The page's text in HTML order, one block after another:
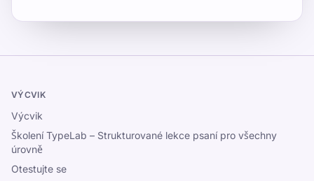
VÝCVIK
Výcvik
Školení TypeLab – Strukturované lekce psaní pro všechny
úrovně
Otestujte se